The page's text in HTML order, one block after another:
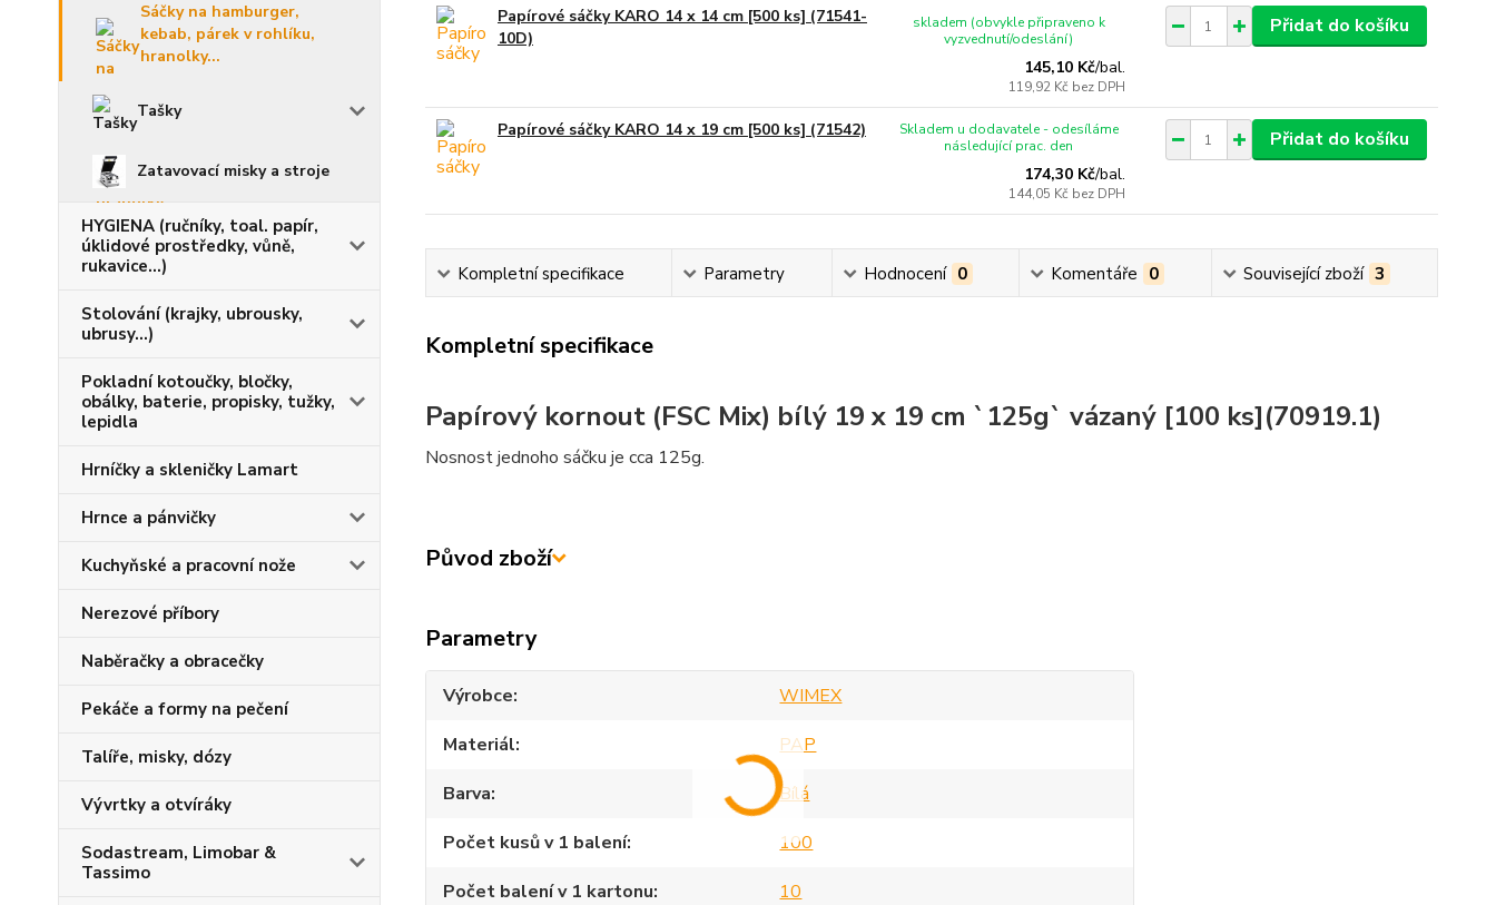
Sáčky na hamburger,
kebab, párek v rohlíku,
hranolky...
Tašky
Zatavovací misky a stroje
HYGIENA (ručníky, toal. papír,
úklidové prostředky, vůně,
rukavice...)
Stolování (krajky, ubrousky,
ubrusy...)
Pokladní kotoučky, bločky,
obálky, baterie, propisky, tužky,
lepidla
Hrníčky a skleničky Lamart
Hrnce a pánvičky
Kuchyňské a pracovní nože
Nerezové příbory
Naběračky a obracečky
Pekáče a formy na pečení
Talíře, misky, dózy
Vývrtky a otvíráky
Sodastream, Limobar &
Tassimo
Papírové sáčky KARO 14 x 14 cm [500 ks] (71541-
10D)
145,10 Kč/bal.
119,92 Kč bez DPH
skladem (obvykle připraveno k
vyzvednutí/odeslání)
Přidat do košíku
Papírové sáčky KARO 14 x 19 cm [500 ks] (71542)
174,30 Kč/bal.
144,05 Kč bez DPH
Skladem u dodavatele - odesíláme
následující prac. den
Přidat do košíku
Kompletní specifikace Parametry Hodnocení 0 Komentáře 0 Související zboží 3
Kompletní specifikace
Papírový kornout (FSC Mix) bílý 19 x 19 cm `125g` vázaný [100 ks](70919.1)
Nosnost jednoho sáčku je cca 125g.
Původ zboží
Parametry
Výrobce
WIMEX
Materiál
PAP
Barva
Bílá
Počet kusů v 1 balení
100
Počet balení v 1 kartonu
10